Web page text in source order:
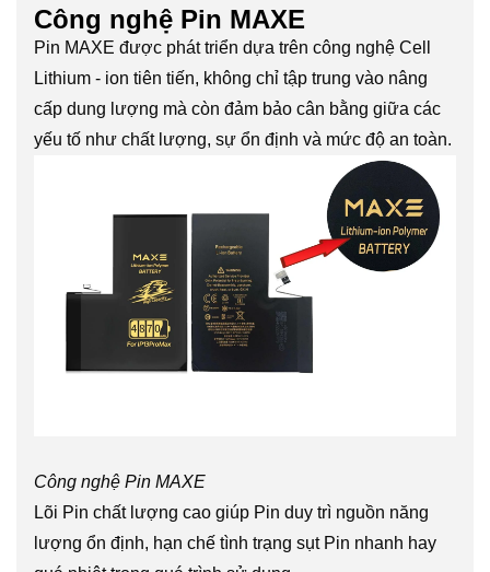
Công nghệ Pin MAXE
Pin MAXE được phát triển dựa trên công nghệ Cell
Lithium - ion tiên tiến, không chỉ tập trung vào nâng
cấp dung lượng mà còn đảm bảo cân bằng giữa các
yếu tố như chất lượng, sự ổn định và mức độ an toàn.
Công nghệ Pin MAXE
Lõi Pin chất lượng cao giúp Pin duy trì nguồn năng
lượng ổn định, hạn chế tình trạng sụt Pin nhanh hay